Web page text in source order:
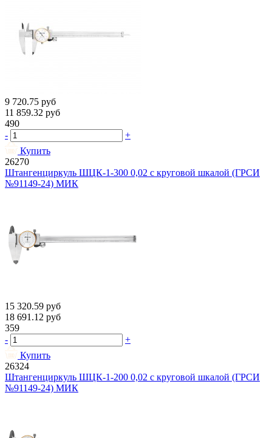
9 720.75 руб
11 859.32 руб
490
-
+
Купить
26270
Штангенциркуль ШЦК-1-300 0,02 с круговой шкалой (ГРСИ
№91149-24) МИК
15 320.59 руб
18 691.12 руб
359
-
+
Купить
26324
Штангенциркуль ШЦК-1-200 0,02 с круговой шкалой (ГРСИ
№91149-24) МИК